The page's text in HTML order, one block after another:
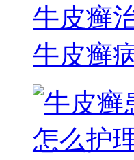
牛皮癣
牛皮癣